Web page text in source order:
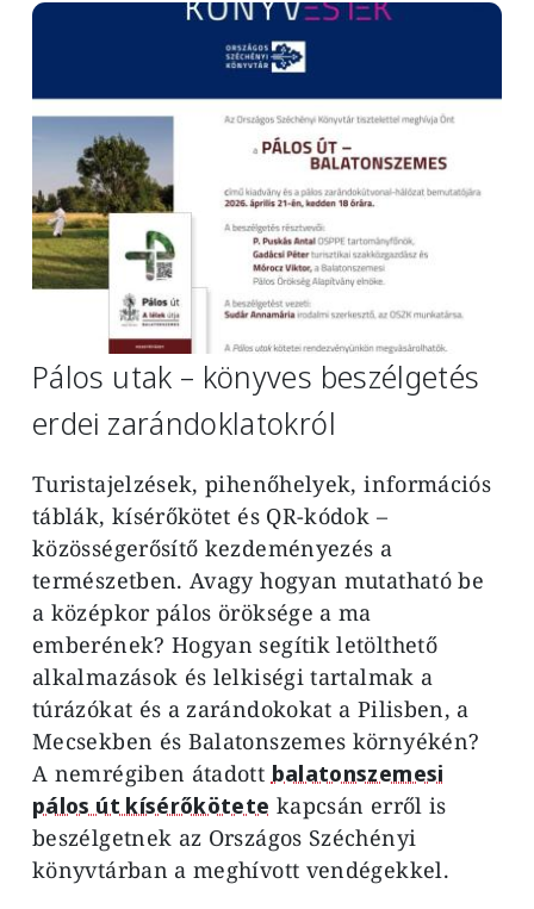
Image
Pálos utak – könyves beszélgetés
erdei zarándoklatokról
Turistajelzések, pihenőhelyek, információs
táblák, kísérőkötet és QR-kódok –
közösségerősítő kezdeményezés a
természetben. Avagy hogyan mutatható be
a középkor pálos öröksége a ma
emberének? Hogyan segítik letölthető
alkalmazások és lelkiségi tartalmak a
túrázókat és a zarándokokat a Pilisben, a
Mecsekben és Balatonszemes környékén?
A nemrégiben átadott balatonszemesi
pálos út kísérőkötete kapcsán erről is
beszélgetnek az Országos Széchényi
könyvtárban a meghívott vendégekkel.